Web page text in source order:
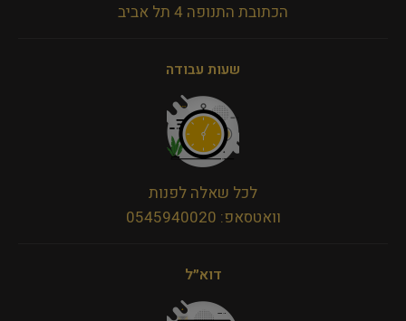
הכתובת התנופה 4 תל אביב
שעות עבודה
לכל שאלה לפנות
וואטסאפ: 0545940020
דוא״ל